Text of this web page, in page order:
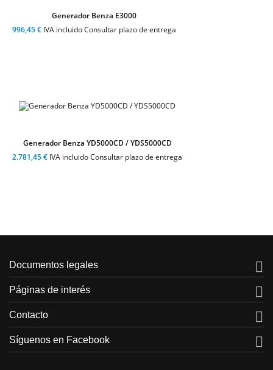
Generador Benza E3000
996,45 € IVA incluido Consultar plazo de entrega
Generador Benza YD5000CD / YDS5000CD
2.781,45 € IVA incluido Consultar plazo de entrega
Documentos legales 
Páginas de interés 
Contacto 
Síguenos en Facebook 